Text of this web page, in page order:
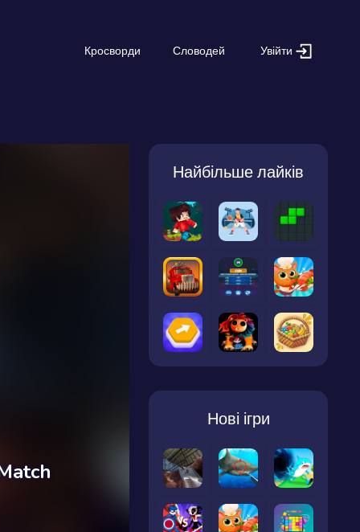
Кросворди Словодей Увійти
Найбільше лайків
Нові ігри